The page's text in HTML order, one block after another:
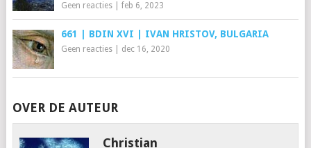
Geen reacties| feb 6, 2023
661 | BDIN XVI | IVAN HRISTOV, BULGARIA
Geen reacties| dec 16, 2020
OVER DE AUTEUR
Christian